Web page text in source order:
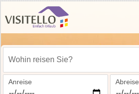
Wohin reisen Sie?
Anreise Abreise